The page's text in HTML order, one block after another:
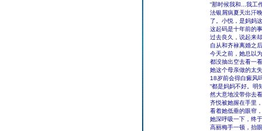
“那时候我和...我工
法银屑病夏天出汗
了。小悦，是妈妈
这起码是十年前的
过去良久，说起来
自从和齐禄离婚之
今天之前，她总以
都没抽出空去看一
她这个母亲做的太
18岁前会得白癜风
“都是妈妈不好。明
然大意地没带你去
齐悦被她握在手里
看着她低垂的眼帘
她深呼吸一下，终
高丽梅手一顿，抬